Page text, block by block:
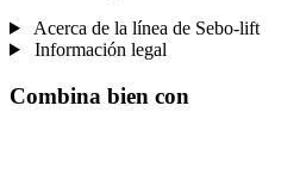
Acerca de la línea de Sebo-lift
Información legal
Combina bien con